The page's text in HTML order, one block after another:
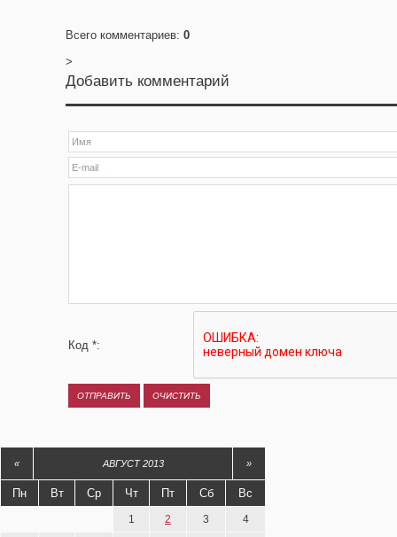
Всего комментариев: 0
>
Добавить комментарий
Код *:
« АВГУСТ 2013 »
Пн Вт Ср Чт Пт Сб Вс
1 2 3 4